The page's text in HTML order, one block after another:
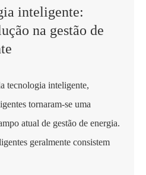
inteligente:
na gestão de
tecnologia inteligente,
tornaram-se uma
atual de gestão de energia.
geralmente consistem